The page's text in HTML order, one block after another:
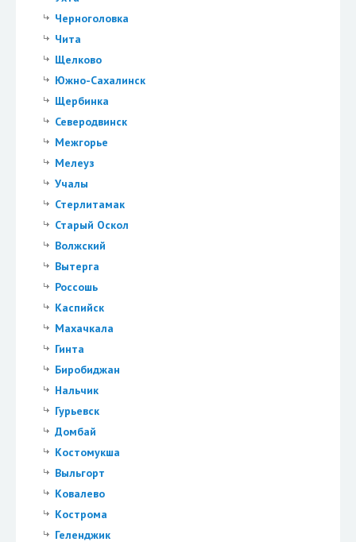
Черноголовка
Чита
Щелково
Южно-Сахалинск
Щербинка
Северодвинск
Межгорье
Мелеуз
Учалы
Стерлитамак
Старый Оскол
Волжский
Вытерга
Россошь
Каспийск
Махачкала
Гинта
Биробиджан
Нальчик
Гурьевск
Домбай
Костомукша
Выльгорт
Ковалево
Кострома
Геленджик